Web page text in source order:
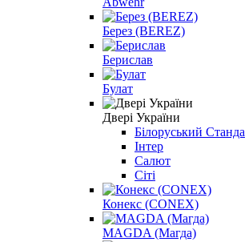
Берез (BEREZ)
Берислав
Булат
Двері України
Білоруський
Інтер
Салют
Сіті
Конекс (CONEX)
МAGDA (Магда)